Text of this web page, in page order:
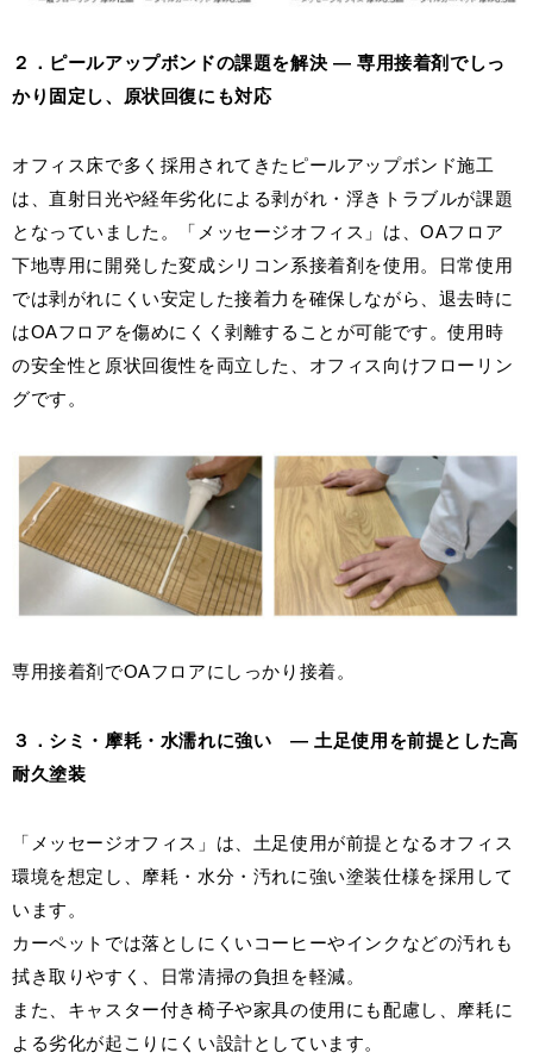
２．ピールアップボンドの課題を解決 ― 専用接着剤でしっ
かり固定し、原状回復にも対応
オフィス床で多く採用されてきたピールアップボンド施工
は、直射日光や経年劣化による剥がれ・浮きトラブルが課題
となっていました。「メッセージオフィス」は、OAフロア
下地専用に開発した変成シリコン系接着剤を使用。日常使用
では剥がれにくい安定した接着力を確保しながら、退去時に
はOAフロアを傷めにくく剥離することが可能です。使用時
の安全性と原状回復性を両立した、オフィス向けフローリン
グです。
専用接着剤でOAフロアにしっかり接着。
３．シミ・摩耗・水濡れに強い ― 土足使用を前提とした高
耐久塗装
「メッセージオフィス」は、土足使用が前提となるオフィス
環境を想定し、摩耗・水分・汚れに強い塗装仕様を採用して
います。
カーペットでは落としにくいコーヒーやインクなどの汚れも
拭き取りやすく、日常清掃の負担を軽減。
また、キャスター付き椅子や家具の使用にも配慮し、摩耗に
よる劣化が起こりにくい設計としています。